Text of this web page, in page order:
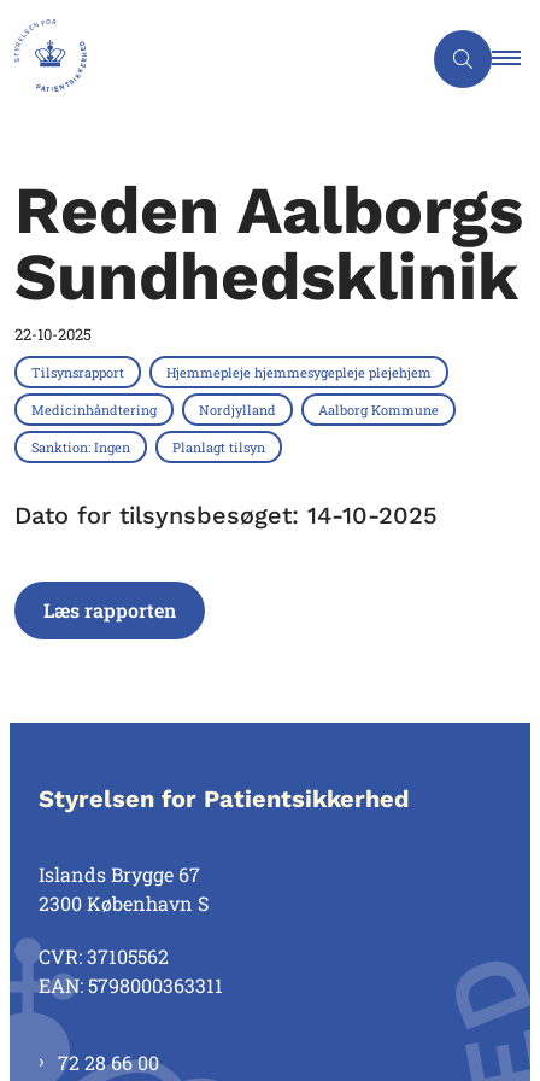
Reden Aalborgs
Sundhedsklinik
22-10-2025
Tilsynsrapport Hjemmepleje hjemmesygepleje plejehjem
Medicinhåndtering Nordjylland Aalborg Kommune
Sanktion: Ingen Planlagt tilsyn
Dato for tilsynsbesøget: 14-10-2025
Læs rapporten
Styrelsen for Patientsikkerhed
Islands Brygge 67
2300 København S
CVR: 37105562
EAN: 5798000363311
72 28 66 00